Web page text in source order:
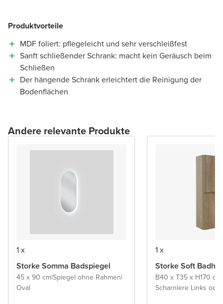
Produktvorteile
MDF foliert: pflegeleicht und sehr verschleißfest
Sanft schließender Schrank: macht kein Geräusch beim
Schließen
Der hängende Schrank erleichtert die Reinigung der
Bodenflächen
Andere relevante Produkte
1 x
Storke Somma Badspiegel
45 x 90 cm|Spiegel ohne Rahmen|
Oval
1 x
Storke Soft
B40 x T35 x H170 cm
Scharniere Links